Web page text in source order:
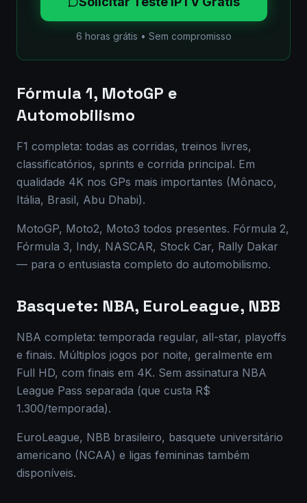
6 horas grátis • Sem compromisso
Fórmula 1, MotoGP e
Automobilismo
F1 completa: todas as corridas, treinos livres,
classificatórios, sprints e corrida principal. Em
qualidade 4K nos GPs mais importantes (Mônaco,
Itália, Brasil, Abu Dhabi).
MotoGP, Moto2, Moto3 todos presentes. Fórmula 2,
Fórmula 3, Indy, NASCAR, Stock Car, Rally Dakar
— para o entusiasta completo do automobilismo.
Basquete: NBA, EuroLeague, NBB
NBA completa: temporada regular, all-star, playoffs
e finais. Múltiplos jogos por noite, geralmente em
Full HD, com finais em 4K. Sem assinatura NBA
League Pass separada (que custa R$
1.300/temporada).
EuroLeague, NBB brasileiro, basquete universitário
americano (NCAA) e ligas femininas também
disponíveis.